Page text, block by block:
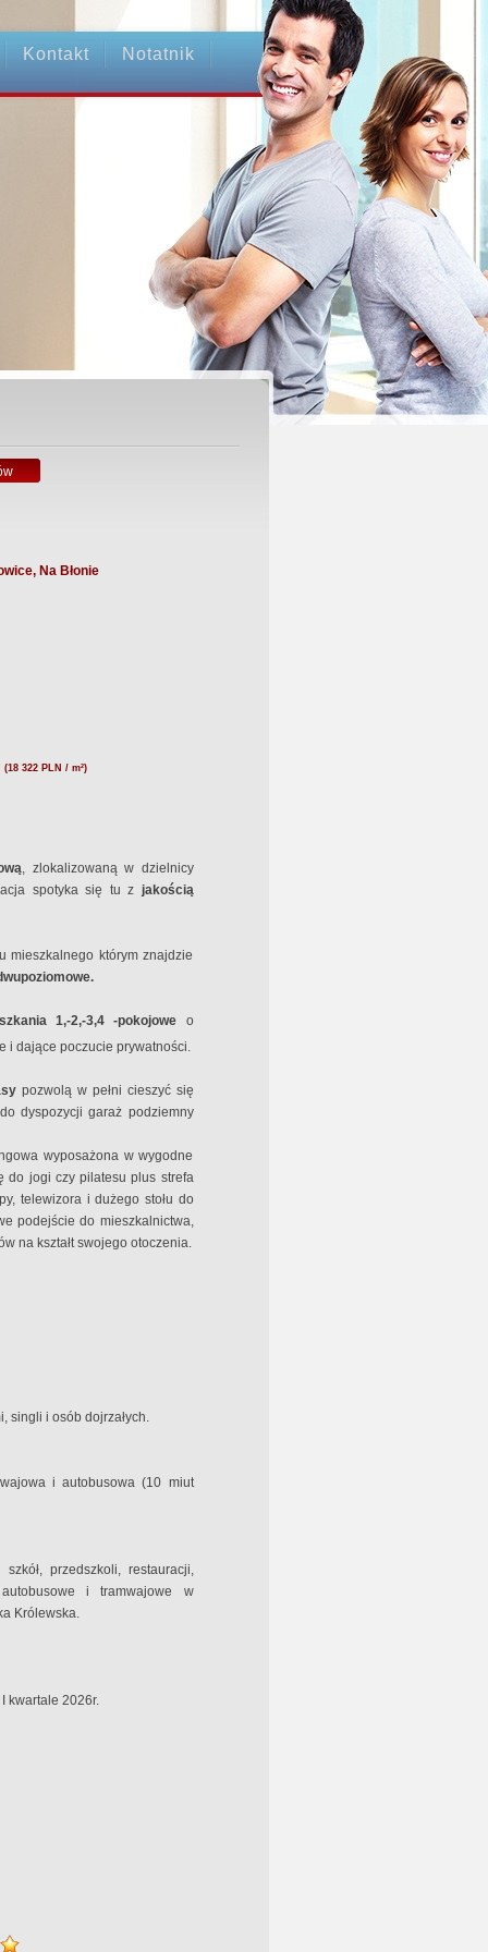
Kontakt Notatnik
Na Błonie
(18 322 PLN / m²)
, zlokalizowaną w dzielnicy
spotyka się tu z jakością
mieszkalnego którym znajdzie
1,-2,-3,4 -pokojowe o
i dające poczucie prywatności.
pozwolą w pełni cieszyć się
dyspozycji garaż podziemny
wyposażona w wygodne
do jogi czy pilatesu plus strefa
telewizora i dużego stołu do
podejście do mieszkalnictwa,
na kształt swojego otoczenia.
singli i osób dojrzałych.
i autobusowa (10 miut
przedszkoli, restauracji,
autobusowe i tramwajowe w
Królewska.
kwartale 2026r.